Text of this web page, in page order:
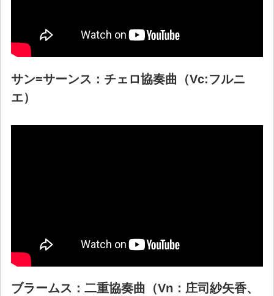
サン=サーンス：チェロ協奏曲（Vc:フルニ
エ）
ブラームス：二重協奏曲（Vn：庄司紗矢香、